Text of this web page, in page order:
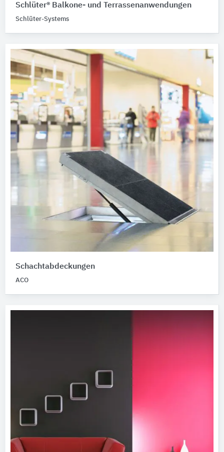
Schlüter® Balkone- und Terrassenanwendungen
Schlüter-Systems
Schachtabdeckungen
ACO